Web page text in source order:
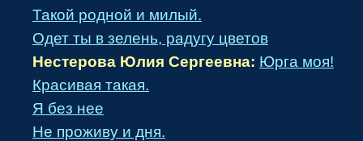
Такой родной и милый.
Одет ты в зелень, радугу цветов
Нестерова Юлия Сергеевна: Юрга моя!
Красивая такая.
Я без нее
Не проживу и дня.